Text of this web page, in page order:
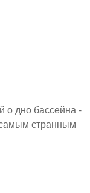
о дно бассейна -
самым странным